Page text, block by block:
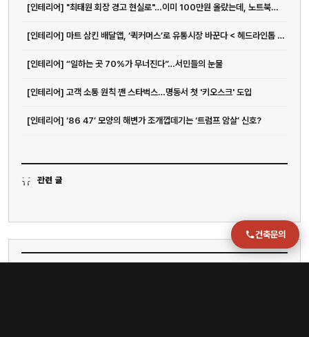
[인테리어] "최태원 회장 경고 현실로"…이미 100만원 올랐는데, 노트북값 더 오른다고?
[인테리어] 마트 삼킨 배달앱, ‘퀵커머스’로 유통시장 바꾼다 < 헤드라인톱 <...
[인테리어] “일하는 곳 70%가 무너진다”…서민들의 눈물
[인테리어] 고객 소통 원칙 깬 스타벅스…명동서 첫 '키오스크' 도입
[인테리어] ‘86 47’ 모양의 해변가 조개껍데기는 ‘트럼프 암살’ 신호?
관련 글
건축문의
051-711-2397
이메일
부산 강서구 명지국제2로 41